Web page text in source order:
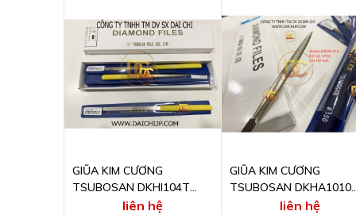
GIŨA KIM CƯƠNG
TSUBOSAN DKHI104T
liên hệ
GIŨA KIM CƯƠNG
TSUBOSAN DKHA1010
liên hệ